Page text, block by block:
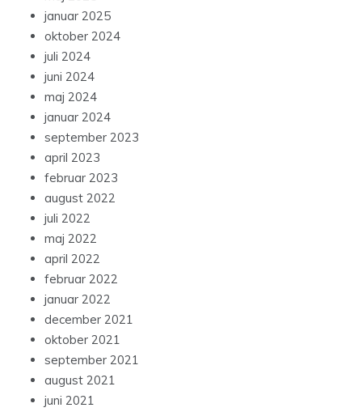
januar 2025
oktober 2024
juli 2024
juni 2024
maj 2024
januar 2024
september 2023
april 2023
februar 2023
august 2022
juli 2022
maj 2022
april 2022
februar 2022
januar 2022
december 2021
oktober 2021
september 2021
august 2021
juni 2021